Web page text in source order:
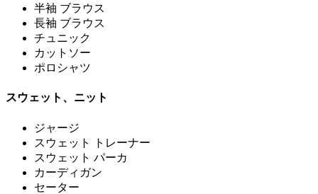
半袖 ブラウス
長袖 ブラウス
チュニック
カットソー
ポロシャツ
スウェット、ニット
ジャージ
スウェット トレーナー
スウェット パーカ
カーディガン
セーター